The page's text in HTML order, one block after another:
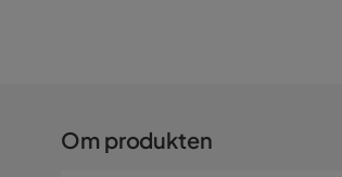
Om produkten